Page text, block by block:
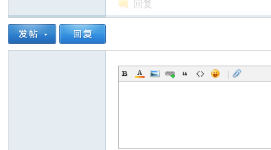
回复
|